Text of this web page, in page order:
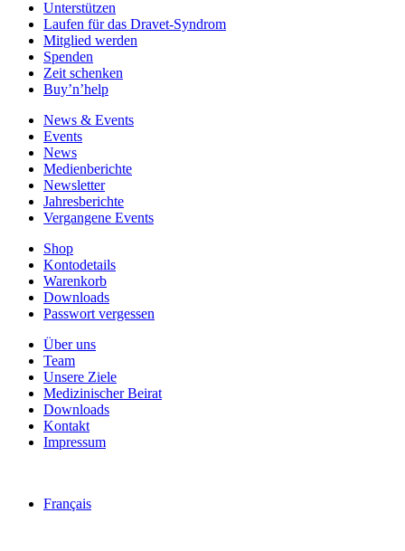
Unterstützen
Laufen für das Dravet-Syndrom
Mitglied werden
Spenden
Zeit schenken
Buy’n’help
News & Events
Events
News
Medienberichte
Newsletter
Jahresberichte
Vergangene Events
Shop
Kontodetails
Warenkorb
Downloads
Passwort vergessen
Über uns
Team
Unsere Ziele
Medizinischer Beirat
Downloads
Kontakt
Impressum
Français